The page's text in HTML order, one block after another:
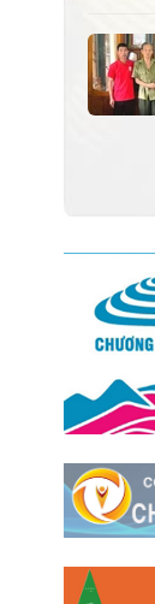
Xã
Xã
Xã
Xã
Xã
Xã
Xã
Xã
Xã
Xã